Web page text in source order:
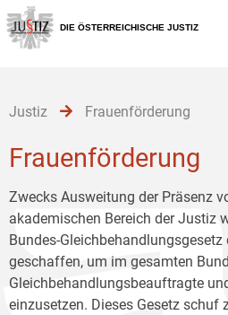
Zur
Hauptnavigation
[1]
Zum
Inhalt
[2]
Zum
Untermenü
[3]
DIE ÖSTERREICHISCHE JUSTIZ
Justiz Frauenförderung
Frauenförderung
Zwecks Ausweitung der Präsenz
akademischen Bereich der Justiz
Bundes-
geschaffen, um im gesamten
Gleichbehandlungsbeauftragte
einzusetzen. Dieses Gesetz schuf